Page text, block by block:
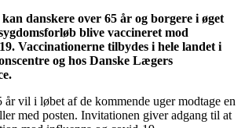
danskere over 65 år og borgere i øget
blive vaccineret mod
Vaccinationerne tilbydes i hele landet i
og hos Danske Lægers
vil i løbet af de kommende uger modtage en
med posten. Invitationen giver adgang til at